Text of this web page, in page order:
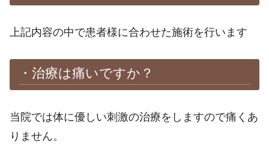
上記内容の中で患者様に合わせた施術を行います
・治療は痛いですか？
当院では体に優しい刺激の治療をしますので痛くあ
りません。